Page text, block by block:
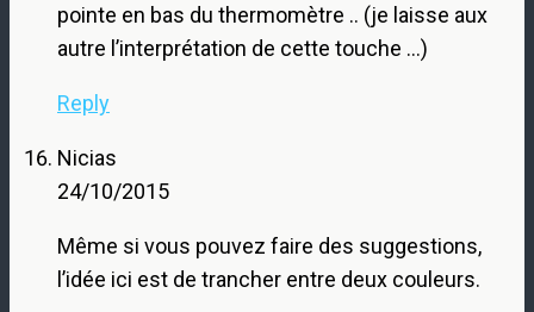
pointe en bas du thermomètre .. (je laisse aux
autre l’interprétation de cette touche …)
Reply
Nicias
24/10/2015
Même si vous pouvez faire des suggestions,
l’idée ici est de trancher entre deux couleurs.